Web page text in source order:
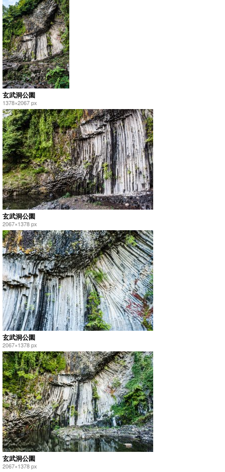
玄武洞公園
1378×2067 px
玄武洞公園
2067×1378 px
玄武洞公園
2067×1378 px
玄武洞公園
2067×1378 px